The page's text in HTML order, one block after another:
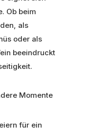
Ob beim
als
oder als
beeindruckt
Momente
für ein